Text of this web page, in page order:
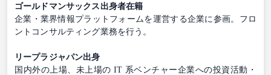
ゴールドマンサックス出身者在籍
企業・業界情報プラットフォームを運営する企業に参画。フロ
ントコンサルティング業務を行う。
リープラジャパン出身
国内外の上場、未上場の IT 系ベンチャー企業への投資活動・